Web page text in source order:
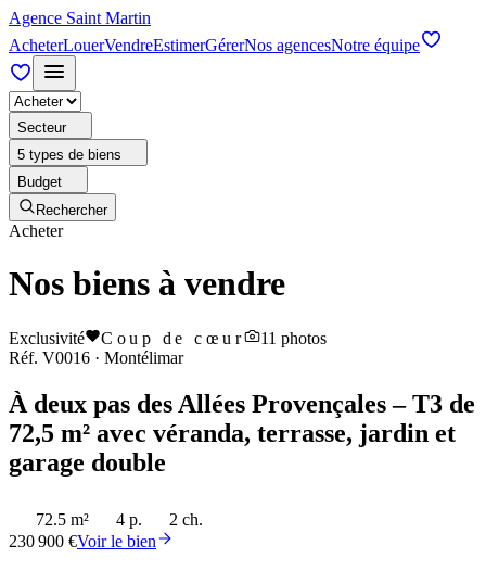
Agence Saint Martin
AcheterLouerVendreEstimerGérerNos agencesNotre équipe
Secteur
5 types de biens
Budget
Rechercher
Acheter
Nos biens à vendre
Exclusivité Coup de cœur 11 photos
Réf. V0016 · Montélimar
À deux pas des Allées Provençales – T3 de
72,5 m² avec véranda, terrasse, jardin et
garage double
72.5 m² 4 p.
2 ch.
230 900 €Voir le bien